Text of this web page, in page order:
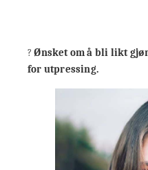
?Ønsket om å bli likt
for utpressing.